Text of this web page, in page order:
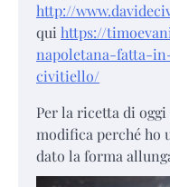
http://
qui https://
napoletana-fatta-
civitiello/
Per la ricetta di
modifica perché ho
dato la forma